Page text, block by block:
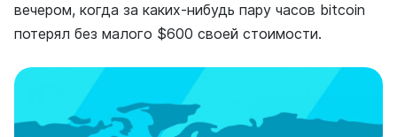
вечером, когда за каких-нибудь пару часов bitcoin
потерял без малого $600 своей стоимости.